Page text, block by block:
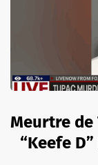
Meurtre de
“Keefe